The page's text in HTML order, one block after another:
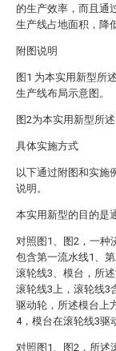
的生产效率，而且通
生产线占地面积，降
附图说明
图1 为本实用新型所
生产线布局示意图。
图2为本实用新型所述
具体实施方式
以下通过附图和实施
说明。
本实用新型的目的是
对照图1、图2，一种
包含第一流水线1、
滚轮线3、模台，所
滚轮线3上，滚轮线3
驱动轮，所述模台上
4，模台在滚轮线3驱
对照图1、图2，所述